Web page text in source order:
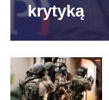
krytyką